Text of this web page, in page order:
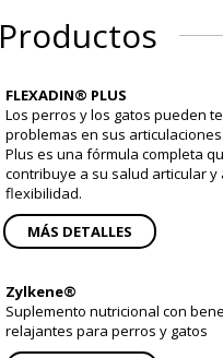
Productos
FLEXADIN® PLUS
Los perros y los gatos pueden
problemas en sus
Plus es una fórmula completa
contribuye a su salud articular y
flexibilidad.
MÁS DETALLES
Zylkene®
Suplemento nutricional con
relajantes para perros y gatos